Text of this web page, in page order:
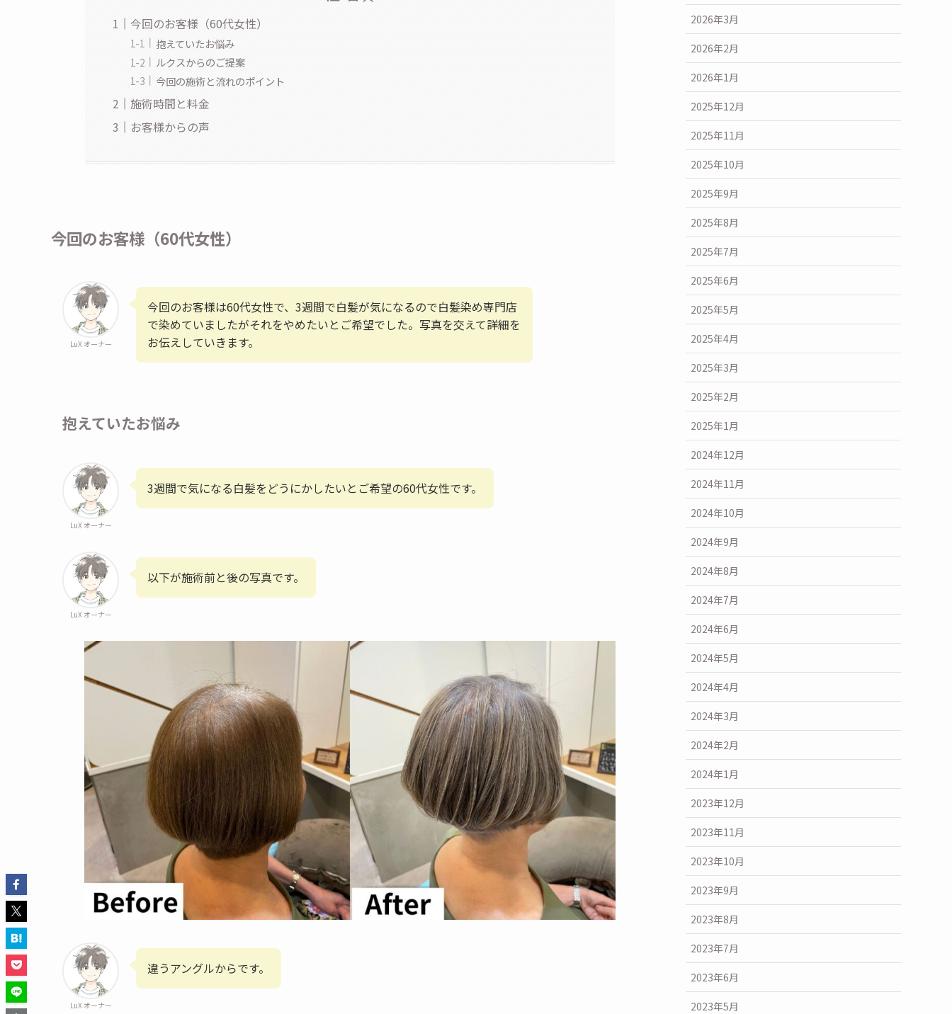
今回のお客様（60代女性）
抱えていたお悩み
ルクスからのご提案
今回の施術と流れのポイント
施術時間と料金
お客様からの声
今回のお客様（60代女性）
LuX オーナー
今回のお客様は60代女性で、3週間で白髪が気になるので白髪染め専門店
で染めていましたがそれをやめたいとご希望でした。写真を交えて詳細を
お伝えしていきます。
抱えていたお悩み
LuX オーナー
3週間で気になる白髪をどうにかしたいとご希望の60代女性です。
LuX オーナー
以下が施術前と後の写真です。
LuX オーナー
違うアングルからです。
2026年3月
2026年2月
2026年1月
2025年12月
2025年11月
2025年10月
2025年9月
2025年8月
2025年7月
2025年6月
2025年5月
2025年4月
2025年3月
2025年2月
2025年1月
2024年12月
2024年11月
2024年10月
2024年9月
2024年8月
2024年7月
2024年6月
2024年5月
2024年4月
2024年3月
2024年2月
2024年1月
2023年12月
2023年11月
2023年10月
2023年9月
2023年8月
2023年7月
2023年6月
2023年5月